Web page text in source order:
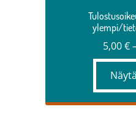
ylempi/
5,00€